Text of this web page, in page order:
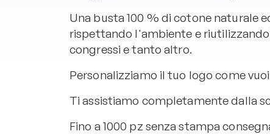
Una busta 100 % di cotone
rispettando l'ambiente e
congressi e tanto altro.
Personalizziamo il tuo logo come
Ti assistiamo completamente dalla
Fino a 1000 pz senza stampa